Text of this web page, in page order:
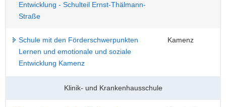
Entwicklung - Schulteil Ernst-Thälmann-
Straße
Schule mit den Förderschwerpunkten
Lernen und emotionale und soziale
Entwicklung Kamenz
Kamenz
Klinik- und Krankenhausschule